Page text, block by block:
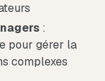
:
pour gérer la
complexes